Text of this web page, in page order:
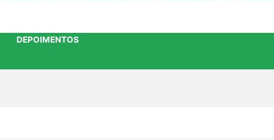
DEPOIMENTOS